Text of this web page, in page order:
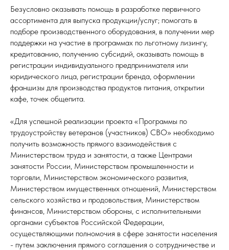
Безусловно оказывать помощь в разработке первичного
ассортимента для выпуска продукции/услуг; помогать в
подборе производственного оборудования, в получении мер
поддержки на участие в программах по льготному лизингу,
кредитованию, получению субсидий, оказывать помощь в
регистрации индивидуального предпринимателя или
юридического лица, регистрации бренда, оформлении
франшизы для производства продуктов питания, открытии
кафе, точек общепита.
«Для успешной реализации проекта «Программы по
трудоустройству ветеранов (участников) СВО» необходимо
получить возможность прямого взаимодействия с
Министерством труда и занятости, а также Центрами
занятости России, Министерством промышленности и
торговли, Министерством экономического развития,
Министерством имущественных отношений, Министерством
сельского хозяйства и продовольствия, Министерством
финансов, Министерством обороны, с исполнительными
органами субъектов Российской Федерации,
осуществляющими полномочия в сфере занятости населения
- путем заключения прямого соглашения о сотрудничестве и